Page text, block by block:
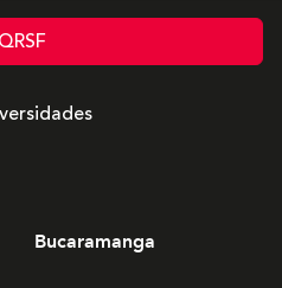
Bucaramanga